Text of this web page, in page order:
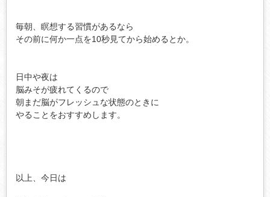
毎朝、瞑想する習慣があるなら
その前に何か一点を10秒見てから始めるとか。
日中や夜は
脳みそが疲れてくるので
朝まだ脳がフレッシュな状態のときに
やることをおすすめします。
以上、今日は